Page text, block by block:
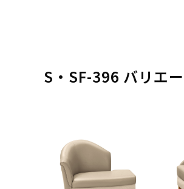
S・SF-396 バリエ